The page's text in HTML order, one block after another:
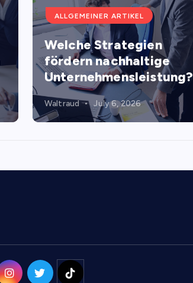
ALLGEMEINER ARTIKEL
Welche Strategien
fördern nachhaltige
Unternehmensleistung?
Waltraud July 6, 2026